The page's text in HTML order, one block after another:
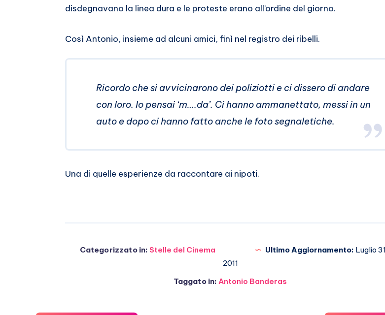
disdegnavano la linea dura e le proteste erano all’ordine del giorno.
Così Antonio, insieme ad alcuni amici, finì nel registro dei ribelli.
Ricordo che si avvicinarono dei poliziotti e ci dissero di andare
con loro. Io pensai ‘m….da’. Ci hanno ammanettato, messi in un
auto e dopo ci hanno fatto anche le foto segnaletiche.
Una di quelle esperienze da raccontare ai nipoti.
Categorizzato in: Stelle del Cinema Ultimo Aggiornamento: Luglio
2011
Taggato in: Antonio Banderas